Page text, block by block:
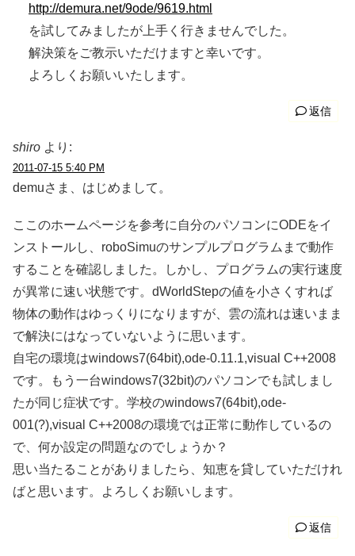
http://demura.net/9ode/9619.html
を試してみましたが上手く行きませんでした。
解決策をご教示いただけますと幸いです。
よろしくお願いいたします。
返信
shiro より:
2011-07-15 5:40 PM
demuさま、はじめまして。
ここのホームページを参考に自分のパソコンにODEをイ
ンストールし、roboSimuのサンプルプログラムまで動作
することを確認しました。しかし、プログラムの実行速度
が異常に速い状態です。dWorldStepの値を小さくすれば
物体の動作はゆっくりになりますが、雲の流れは速いまま
で解決にはなっていないように思います。
自宅の環境はwindows7(64bit),ode-0.11.1,visual C++2008
です。もう一台windows7(32bit)のパソコンでも試しまし
たが同じ症状です。学校のwindows7(64bit),ode-
001(?),visual C++2008の環境では正常に動作しているの
で、何か設定の問題なのでしょうか？
思い当たることがありましたら、知恵を貸していただけれ
ばと思います。よろしくお願いします。
返信